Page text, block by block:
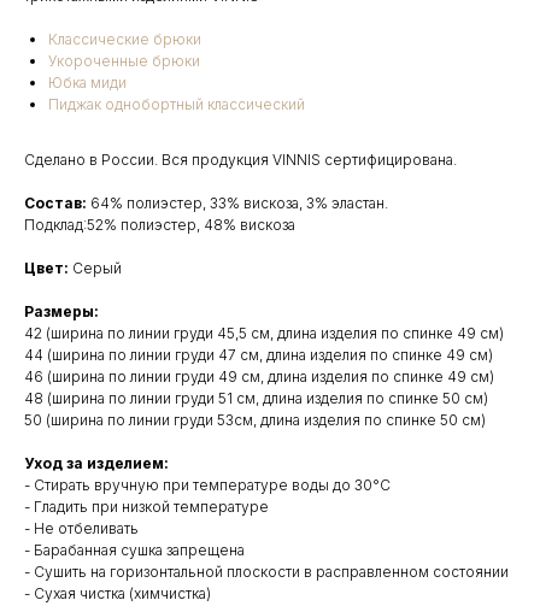
Классические брюки
Укороченные брюки
Юбка миди
Пиджак однобортный классический
Сделано в России. Вся продукция VINNIS сертифицирована.
Состав: 64% полиэстер, 33% вискоза, 3% эластан.
Подклад:52% полиэстер, 48% вискоза
Цвет: Серый
Размеры:
42 (ширина по линии груди 45,5 см, длина изделия по спинке 49 см)
44 (ширина по линии груди 47 см, длина изделия по спинке 49 см)
46 (ширина по линии груди 49 см, длина изделия по спинке 49 см)
48 (ширина по линии груди 51 см, длина изделия по спинке 50 см)
50 (ширина по линии груди 53см, длина изделия по спинке 50 см)
Уход за изделием:
- Стирать вручную при температуре воды до 30°C
- Гладить при низкой температуре
- Не отбеливать
- Барабанная сушка запрещена
- Сушить на горизонтальной плоскости в расправленном состоянии
- Сухая чистка (химчистка)